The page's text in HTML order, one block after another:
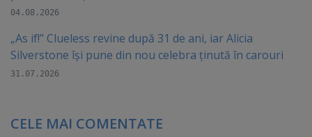
04.08.2026
„As if!” Clueless revine după 31 de ani, iar Alicia
Silverstone își pune din nou celebra ținută în carouri
31.07.2026
CELE MAI COMENTATE